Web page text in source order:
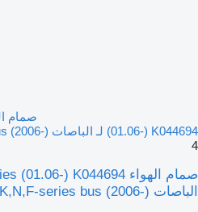
(01.06-) K044694 لـ الباصات Scania K,N,F-series bus (2006-)
4
الباصات Scania K,N,F-series bus (2006-)